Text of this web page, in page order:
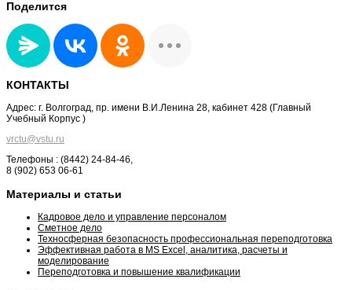
Поделится
КОНТАКТЫ
Адрес: г. Волгоград, пр. имени В.И.Ленина 28, кабинет 428 (Главный
Учебный Корпус )
vrctu@vstu.ru
Телефоны : (8442) 24-84-46,
8 (902) 653 06-61
Материалы и статьи
Кадровое дело и управление персоналом
Сметное дело
Техносферная безопасность профессиональная переподготовка
Эффективная работа в MS Excel, аналитика, расчеты и
моделирование
Переподготовка и повышение квалификации